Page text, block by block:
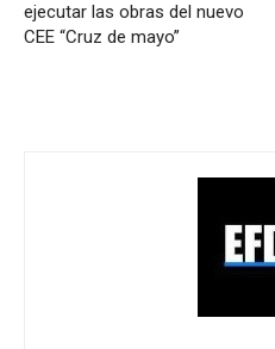
ejecutar las obras del nuevo
CEE “Cruz de mayo”